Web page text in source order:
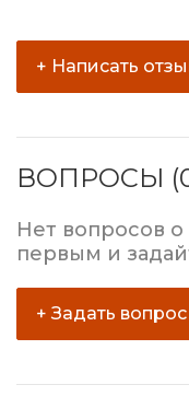
+ Написать
ВОПРОСЫ
Нет вопросов о
первым и
+ Задать вопрос